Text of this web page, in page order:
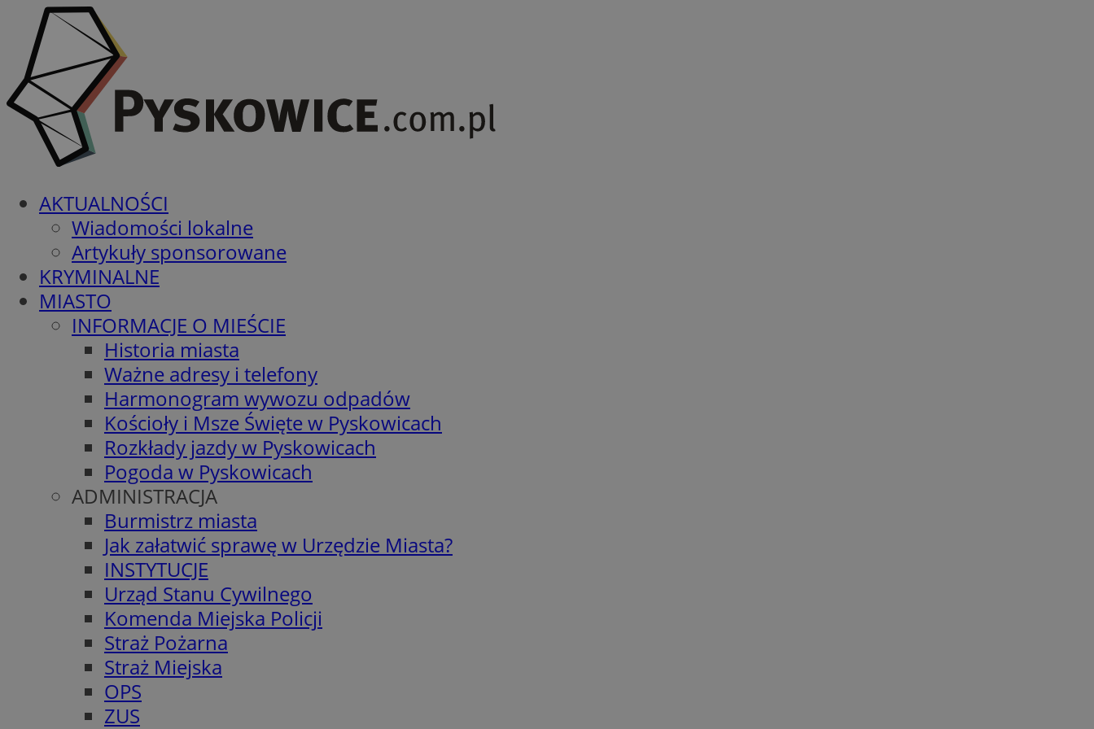
AKTUALNOŚCI
Wiadomości lokalne
Artykuły sponsorowane
KRYMINALNE
MIASTO
INFORMACJE O MIEŚCIE
Historia miasta
Ważne adresy i telefony
Harmonogram wywozu odpadów
Kościoły i Msze Święte w Pyskowicach
Rozkłady jazdy w Pyskowicach
Pogoda w Pyskowicach
ADMINISTRACJA
Burmistrz miasta
Jak załatwić sprawę w Urzędzie Miasta?
INSTYTUCJE
Urząd Stanu Cywilnego
Komenda Miejska Policji
Straż Pożarna
Straż Miejska
OPS
ZUS